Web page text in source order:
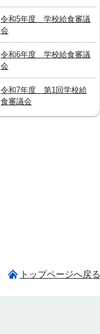
令和5年度 学校給食審議
会
令和6年度 学校給食審議
会
令和7年度 第1回学校給
食審議会
トップページへ戻る